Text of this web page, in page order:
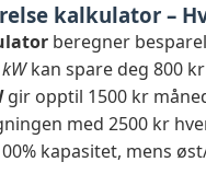
kalkulator –
beregner
kan spare deg 800
gir opptil 1500 kr
med 2500 kr
kapasitet, mens